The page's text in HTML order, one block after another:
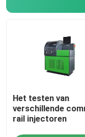
Het testen van
verschillende
rail injectoren